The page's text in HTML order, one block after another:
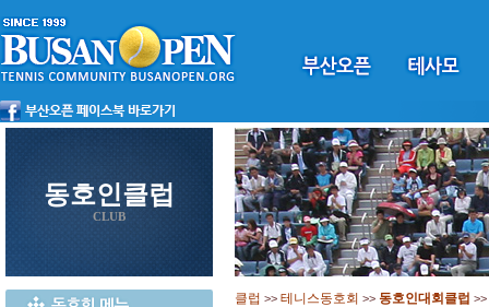
동호인클럽
CLUB
클럽 >> 테니스동호회 >> 동호인대회클럽 >>